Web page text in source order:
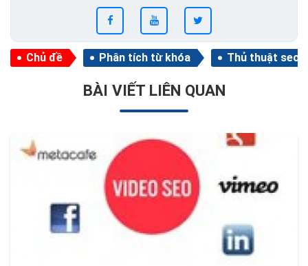
Chủ đề Phân tích từ khóa Thủ thuật seo
BÀI VIẾT LIÊN QUAN